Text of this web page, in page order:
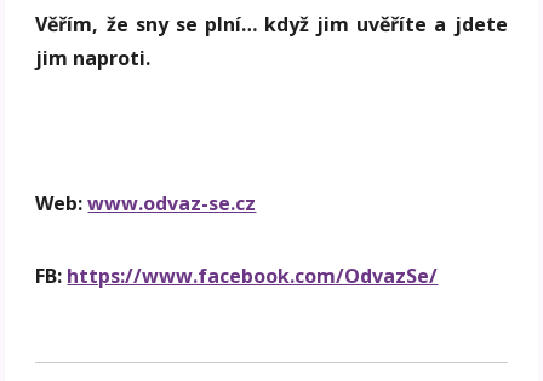
Věřím, že sny se plní… když jim uvěříte a jdete
jim naproti.
Web:www.odvaz-se.cz
FB: https://www.facebook.com/OdvazSe/